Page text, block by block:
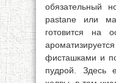
обязательный
pastane или
готовится на
фисташками и
пудрой. Здесь